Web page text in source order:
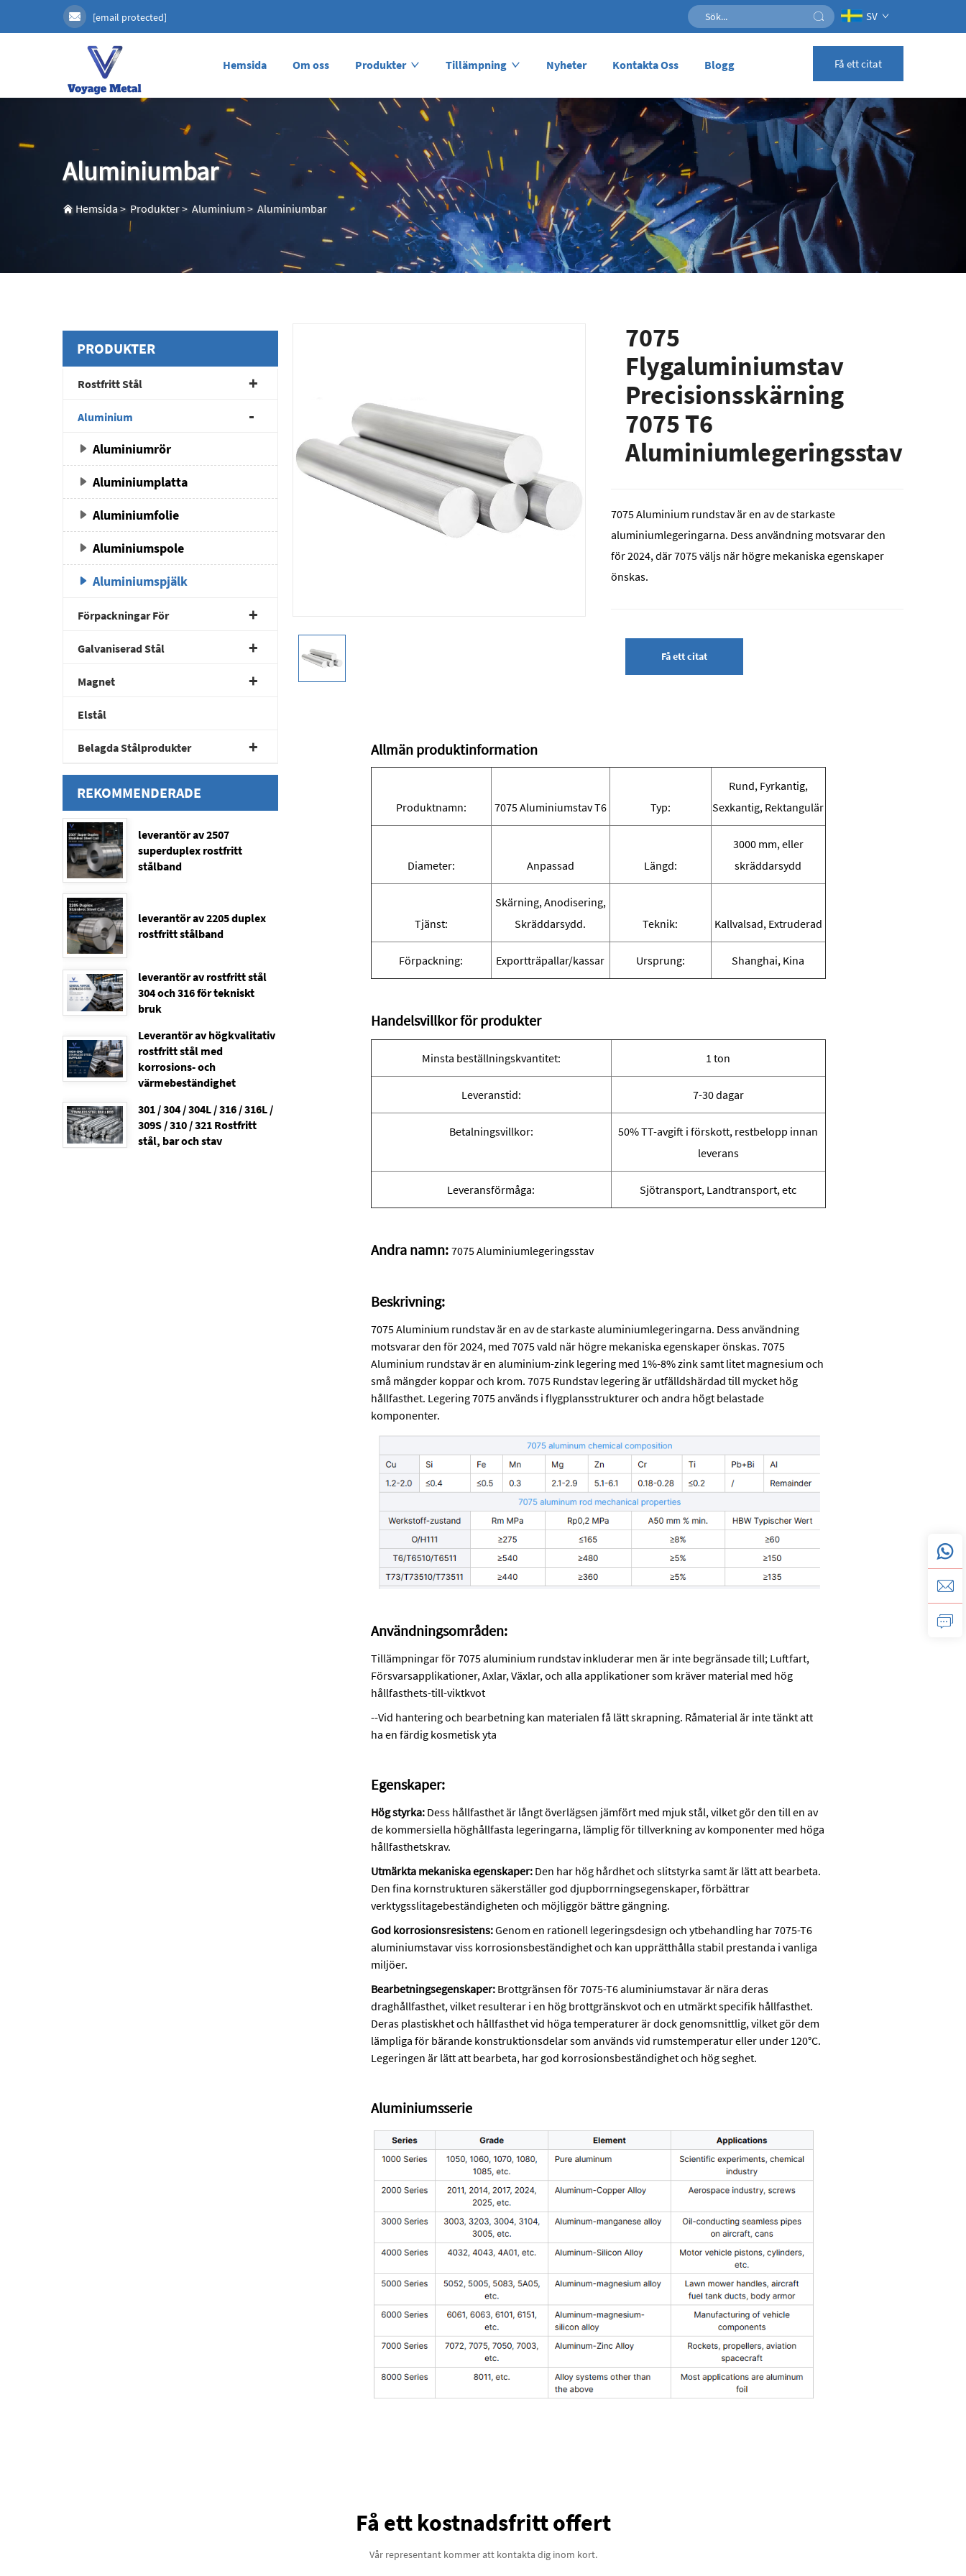
[email protected] SV
Hemsida Om oss Produkter Tillämpning Nyheter Kontakta Oss Blogg Få ett citat
Aluminiumbar
Hemsida> Produkter> Aluminium> Aluminiumbar
PRODUKTER
Rostfritt Stål
Aluminium
Aluminiumrör
Aluminiumplatta
Aluminiumfolie
Aluminiumspole
Aluminiumspjälk
Förpackningar För
Galvaniserad Stål
Magnet
Elstål
Belagda Stålprodukter
REKOMMENDERADE
PRODUKTERleverantör av 2507
superduplex rostfritt
stålband
leverantör av 2205 duplex
rostfritt stålband
leverantör av rostfritt stål
304 och 316 för tekniskt
bruk
Leverantör av högkvalitativ
rostfritt stål med
korrosions- och
värmebeständighet
301 / 304 / 304L / 316 / 316L /
309S / 310 / 321 Rostfritt
stål, bar och stav
7075
Flygaluminiumstav
Precisionsskärning
7075 T6
Aluminiumlegeringsstav
7075 Aluminium rundstav är en av de starkaste
aluminiumlegeringarna. Dess användning motsvarar den
för 2024, där 7075 väljs när högre mekaniska egenskaper
önskas.
Få ett citat
Allmän produktinformation
Produktnamn: 7075 Aluminiumstav T6 Typ:
Rund, Fyrkantig,
Sexkantig, Rektangulär
Diameter: Anpassad Längd:
3000 mm, eller
skräddarsydd
Tjänst:
Skärning, Anodisering,
Skräddarsydd.
Teknik: Kallvalsad, Extruderad
Förpackning: Exportträpallar/kassar Ursprung: Shanghai, Kina
Handelsvillkor för produkter
Minsta beställningskvantitet: 1 ton
Leveranstid: 7-30 dagar
Betalningsvillkor:
50% TT-avgift i förskott, restbelopp innan
leverans
Leveransförmåga: Sjötransport, Landtransport, etc
Andra namn: 7075 Aluminiumlegeringsstav
Beskrivning:
7075 Aluminium rundstav är en av de starkaste aluminiumlegeringarna. Dess användning
motsvarar den för 2024, med 7075 vald när högre mekaniska egenskaper önskas. 7075
Aluminium rundstav är en aluminium-zink legering med 1%-8% zink samt litet magnesium och
små mängder koppar och krom. 7075 Rundstav legering är utfälldshärdad till mycket hög
hållfasthet. Legering 7075 används i flygplansstrukturer och andra högt belastade
komponenter.
Användningsområden:
Tillämpningar för 7075 aluminium rundstav inkluderar men är inte begränsade till; Luftfart,
Försvarsapplikationer, Axlar, Växlar, och alla applikationer som kräver material med hög
hållfasthets-till-viktkvot
--Vid hantering och bearbetning kan materialen få lätt skrapning. Råmaterial är inte tänkt att
ha en färdig kosmetisk yta
Egenskaper:
Hög styrka: Dess hållfasthet är långt överlägsen jämfört med mjuk stål, vilket gör den till en av
de kommersiella höghållfasta legeringarna, lämplig för tillverkning av komponenter med höga
hållfasthetskrav.
Utmärkta mekaniska egenskaper: Den har hög hårdhet och slitstyrka samt är lätt att bearbeta.
Den fina kornstrukturen säkerställer god djupborrningsegenskaper, förbättrar
verktygsslitagebeständigheten och möjliggör bättre gängning.
God korrosionsresistens:Genom en rationell legeringsdesign och ytbehandling har 7075-T6
aluminiumstavar viss korrosionsbeständighet och kan upprätthålla stabil prestanda i vanliga
miljöer.
Bearbetningsegenskaper: Brottgränsen för 7075-T6 aluminiumstavar är nära deras
draghållfasthet, vilket resulterar i en hög brottgränskvot och en utmärkt specifik hållfasthet.
Deras plastiskhet och hållfasthet vid höga temperaturer är dock genomsnittlig, vilket gör dem
lämpliga för bärande konstruktionsdelar som används vid rumstemperatur eller under 120°C.
Legeringen är lätt att bearbeta, har god korrosionsbeständighet och hög seghet.
Aluminiumsserie
Få ett kostnadsfritt offert
Vår representant kommer att kontakta dig inom kort.